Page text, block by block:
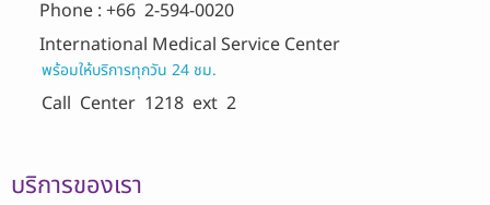
Phone : +66 2-594-0020
International Medical Service Center
พร้อมให้บริการทุกวัน 24 ชม.
Call Center 1218 ext 2
บริการของเรา